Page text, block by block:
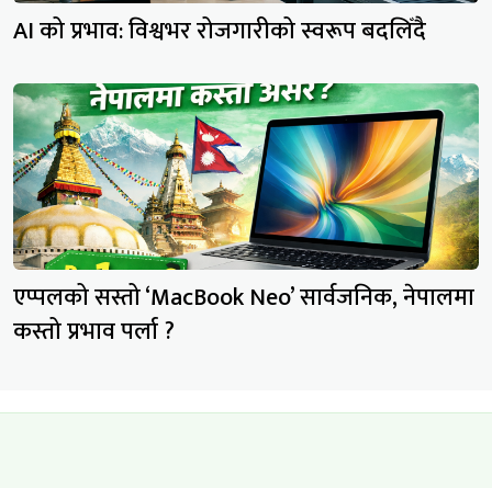
AI को प्रभाव: विश्वभर रोजगारीको स्वरूप बदलिँदै
एप्पलको सस्तो ‘MacBook Neo’ सार्वजनिक, नेपालमा
कस्तो प्रभाव पर्ला ?